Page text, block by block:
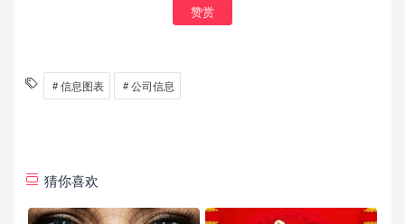
赞赏
信息图表 公司信息
猜你喜欢